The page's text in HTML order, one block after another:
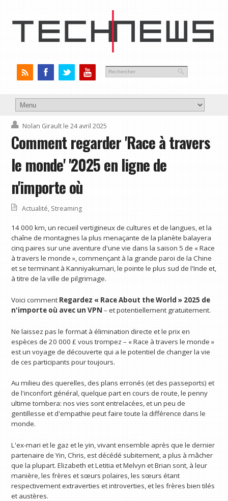
Nolan Girault le 24 avril 2025
Comment regarder 'Race à travers
le monde' '2025 en ligne de
n'importe où
Actualité, Streaming
14 000 km, un recueil vertigineux de cultures et de langues, et la
chaîne de montagnes la plus menaçante de la planète balayera
cinq paires sur une aventure d'une vie dans la saison 5 de « Race
à travers le monde », commençant à la grande paroi de la Chine
et se terminant à Kanniyakumari, le pointe le plus sud de l'Inde et,
à titre de la ville de pilgrimage.
Voici comment Regardez « Race About the World » 2025 de
n'importe où avec un VPN – et potentiellement gratuitement.
Ne laissez pas le format à élimination directe et le prix en
espèces de 20 000 £ vous trompez – « Race à travers le monde »
est un voyage de découverte qui a le potentiel de changer la vie
de ces participants pour toujours.
Au milieu des querelles, des plans erronés (et des passeports) et
de l'inconfort général, quelque part en cours de route, le penny
ultime tombera: nos vies sont entrelacées, et un peu de
gentillesse et d'empathie peut faire toute la différence dans le
monde.
L'ex-mari et le gaz et le yin, vivant ensemble après que le dernier
partenaire de Yin, Chris, est décédé subitement, a plus à mâcher
que la plupart. Elizabeth et Letitia et Melvyn et Brian sont, à leur
manière, les frères et sœurs polaires, les sœurs étant
respectivement extraverties et introverties, et les frères bien tilés
et austères.